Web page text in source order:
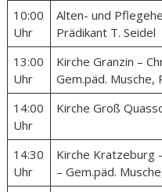
10:00
Uhr
Alten- und
Prädikant T. Seidel
13:00
Uhr
Kirche Granzin –
Gem.päd. Musche,
14:00
Uhr
Kirche Groß
14:30
Uhr
Kirche Kratzeburg
– Gem.päd.